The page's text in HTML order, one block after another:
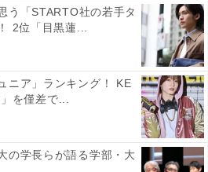
までの全ランキング結果を見
う「STARTO社の若手タ
2位「目黒蓮...
ニア」ランキング！ KE
を僅差で...
の学長らが語る学部・大